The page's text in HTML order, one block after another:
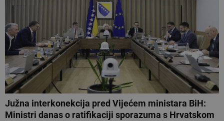
Južna interkonekcija pred Vijećem ministara BiH:
Ministri danas o ratifikaciji sporazuma s Hrvatskom